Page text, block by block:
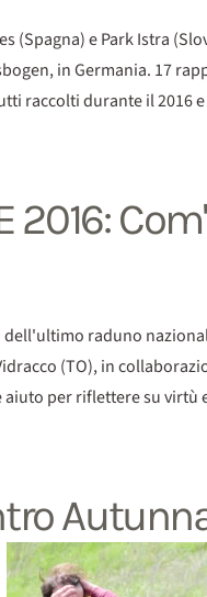
(Spagna) e Park Istra
in Germania. 17
raccolti durante il 2016
2016:
raduno
(TO), in
per riflettere su